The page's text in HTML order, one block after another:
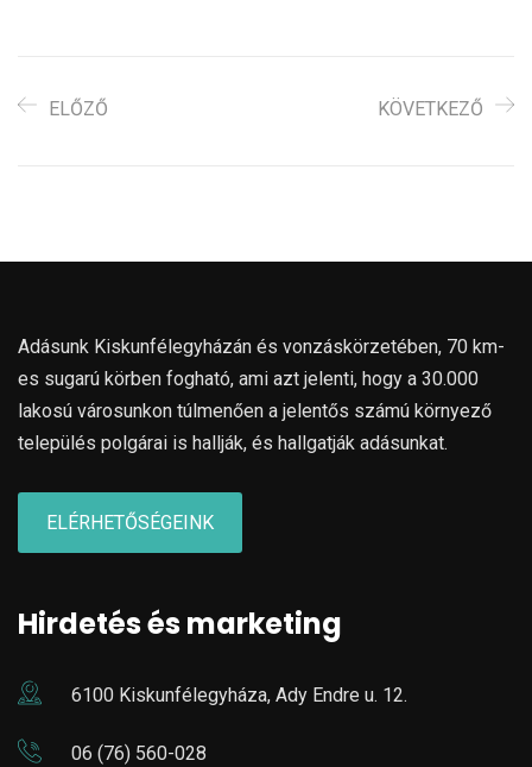
ELŐZŐ KÖVETKEZŐ
Adásunk Kiskunfélegyházán és vonzáskörzetében, 70 km-
es sugarú körben fogható, ami azt jelenti, hogy a 30.000
lakosú városunkon túlmenően a jelentős számú környező
település polgárai is hallják, és hallgatják adásunkat.
ELÉRHETŐSÉGEINK
Hirdetés és marketing
6100 Kiskunfélegyháza, Ady Endre u. 12.
06 (76) 560-028